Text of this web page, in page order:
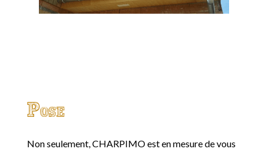
Pose
Non seulement, CHARPIMO est en mesure de vous